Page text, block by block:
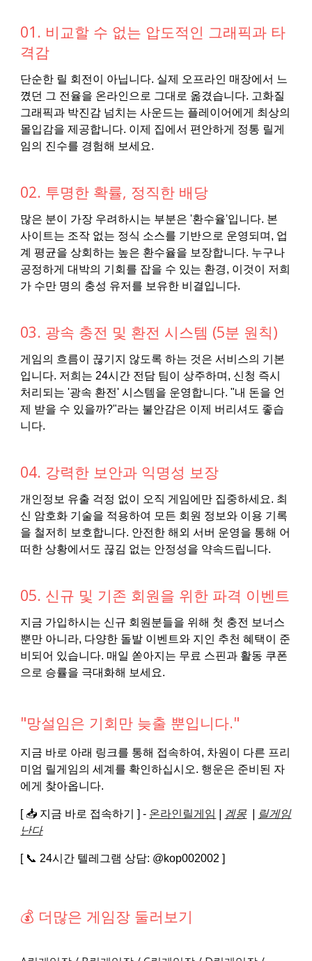
01. 비교할 수 없는 압도적인 그래픽과 타
격감
단순한 릴 회전이 아닙니다. 실제 오프라인 매장에서 느
꼈던 그 전율을 온라인으로 그대로 옮겼습니다. 고화질
그래픽과 박진감 넘치는 사운드는 플레이어에게 최상의
몰입감을 제공합니다. 이제 집에서 편안하게 정통 릴게
임의 진수를 경험해 보세요.
02. 투명한 확률, 정직한 배당
많은 분이 가장 우려하시는 부분은 '환수율'입니다. 본
사이트는 조작 없는 정식 소스를 기반으로 운영되며, 업
계 평균을 상회하는 높은 환수율을 보장합니다. 누구나
공정하게 대박의 기회를 잡을 수 있는 환경, 이것이 저희
가 수만 명의 충성 유저를 보유한 비결입니다.
03. 광속 충전 및 환전 시스템 (5분 원칙)
게임의 흐름이 끊기지 않도록 하는 것은 서비스의 기본
입니다. 저희는 24시간 전담 팀이 상주하며, 신청 즉시
처리되는 '광속 환전' 시스템을 운영합니다. "내 돈을 언
제 받을 수 있을까?"라는 불안감은 이제 버리셔도 좋습
니다.
04. 강력한 보안과 익명성 보장
개인정보 유출 걱정 없이 오직 게임에만 집중하세요. 최
신 암호화 기술을 적용하여 모든 회원 정보와 이용 기록
을 철저히 보호합니다. 안전한 해외 서버 운영을 통해 어
떠한 상황에서도 끊김 없는 안정성을 약속드립니다.
05. 신규 및 기존 회원을 위한 파격 이벤트
지금 가입하시는 신규 회원분들을 위해 첫 충전 보너스
뿐만 아니라, 다양한 돌발 이벤트와 지인 추천 혜택이 준
비되어 있습니다. 매일 쏟아지는 무료 스핀과 활동 쿠폰
으로 승률을 극대화해 보세요.
"망설임은 기회만 늦출 뿐입니다."
지금 바로 아래 링크를 통해 접속하여, 차원이 다른 프리
미엄 릴게임의 세계를 확인하십시오. 행운은 준비된 자
에게 찾아옵니다.
[ 📥 지금 바로 접속하기 ] - 온라인릴게임 겜몽
릴게임
난다
[ 📞 24시간 텔레그램 상담: @kop002002 ]
💰 더많은 게임장 둘러보기